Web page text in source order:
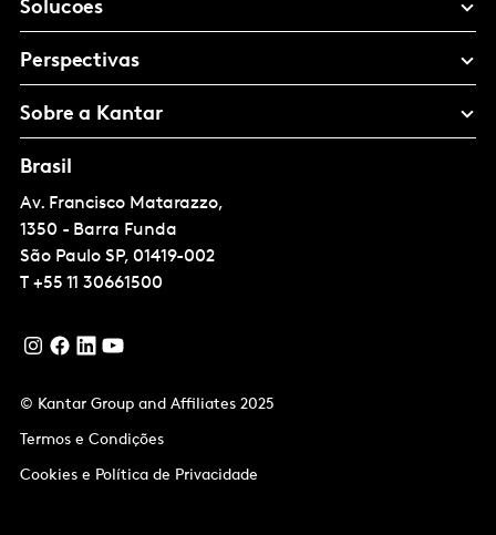
Solucoes
Perspectivas
Sobre a Kantar
Brasil
Av. Francisco Matarazzo,
1350 - Barra Funda
São Paulo SP, 01419-002
T +55 11 30661500
© Kantar Group and Affiliates 2025
Termos e Condições
Cookies e Política de Privacidade